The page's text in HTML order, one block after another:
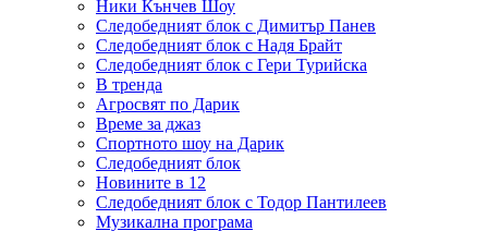
Ники Кънчев Шоу
Следобедният блок с Димитър Панев
Следобедният блок с Надя Брайт
Следобедният блок с Гери Турийска
В тренда
Агросвят по Дарик
Време за джаз
Спортното шоу на Дарик
Следобедният блок
Новините в 12
Следобедният блок с Тодор Пантилеев
Музикална програма